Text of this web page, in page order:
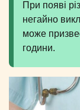
При появі
негайно
може
години.